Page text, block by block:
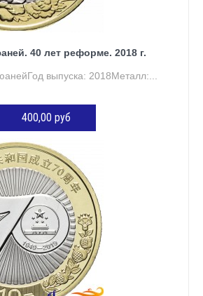
40 лет реформе. 2018 г.
выпуска: 2018Металл:...
400,00 руб
ДОБАВИТЬ В КОРЗИНУ